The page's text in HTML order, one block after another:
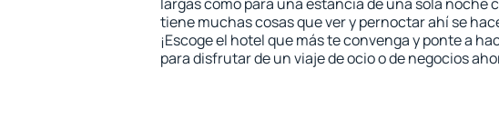
tiene muchas cosas que ver y pernoctar ahí se
¡Escoge el hotel que más te convenga y ponte a
para disfrutar de un viaje de ocio o de negocios